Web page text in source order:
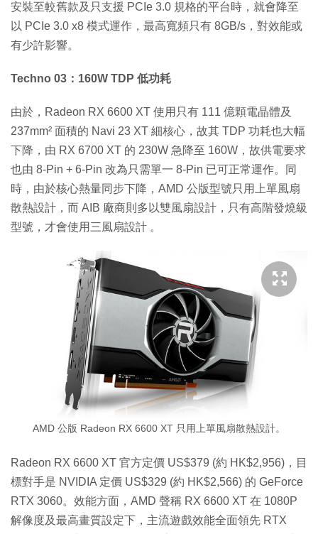
安裝至較舊款及只支援 PCIe 3.0 規格的平台時，就會降至
以 PCIe 3.0 x8 模式運作，最高寬頻只有 8GB/s，對效能或
有少許影響。
Techno 03：160W TDP 低功耗
由於，Radeon RX 6600 XT 使用只有 111 億顆電晶體及
237mm² 面積的 Navi 23 XT 細核心，故其 TDP 功耗也大幅
下降，由 RX 6700 XT 的 230W 急降至 160W，故供電要求
也由 8-Pin + 6-Pin 改為只需單一 8-Pin 已可正常運作。同
時，由於核心熱量同步下降，AMD 公版型號只用上單風扇
散熱設計，而 AIB 廠商則多以雙風扇設計，只有高階發燒級
型號，才會使用三風扇設計 。
AMD 公版 Radeon RX 6600 XT 只用上單風扇散熱設計。
Radeon RX 6600 XT 官方定價 US$379 (約 HK$2,956)，目
標對手是 NVIDIA 定價 US$329 (約 HK$2,566) 的 GeForce
RTX 3060。效能方面，AMD 聲稱 RX 6600 XT 在 1080P
解像度及最高畫質設定下，主流遊戲效能全面領先 RTX